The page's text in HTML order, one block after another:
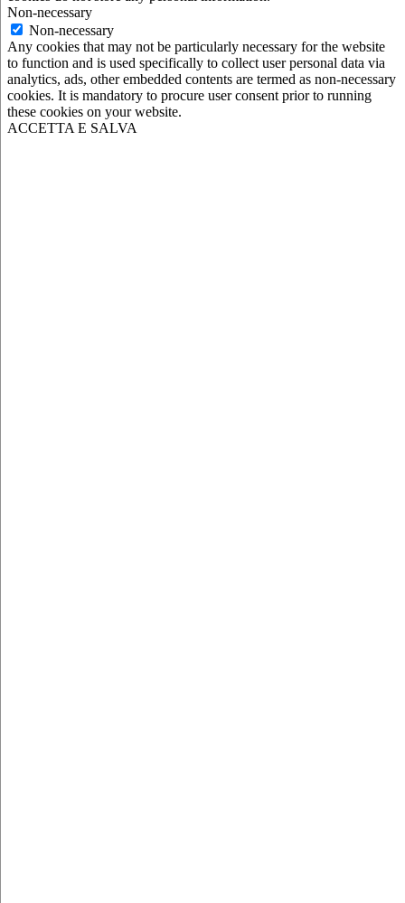
Non-necessary
Non-necessary
Any cookies that may not be particularly necessary for the website
to function and is used specifically to collect user personal data via
analytics, ads, other embedded contents are termed as non-necessary
cookies. It is mandatory to procure user consent prior to running
these cookies on your website.
ACCETTA E SALVA